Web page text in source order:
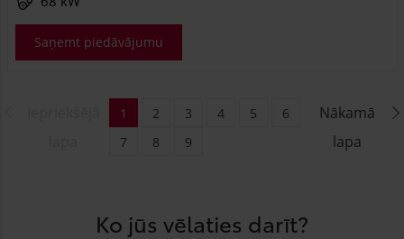
Saņemt piedāvājumu
Nākamā
lapa
1 2 3 4 5
6
7
8 9
Ko jūs vēlaties darīt?